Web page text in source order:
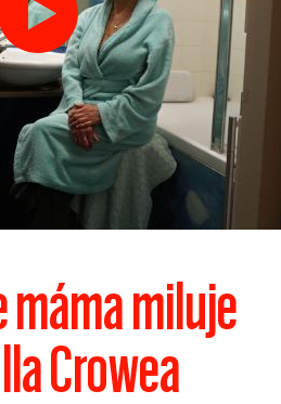
máma miluje
Crowea